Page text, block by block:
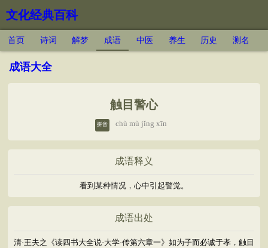
文化经典百科
首页 诗词 解梦 成语 中医 养生 历史 测名
成语大全
触目警心
拼音 chù mù jǐng xīn
成语释义
看到某种情况，心中引起警觉。
成语出处
清·王夫之《读四书大全说·大学·传第六章一》如为子而必诚于孝，触目